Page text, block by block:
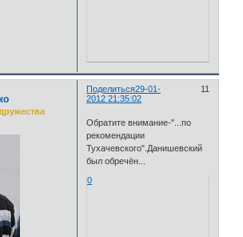
Поделиться 11
29-01-
2012 21:35:02
Обратите внимание-"...по
рекомендации
Тухачевского".Данишевский
был обречён...
0